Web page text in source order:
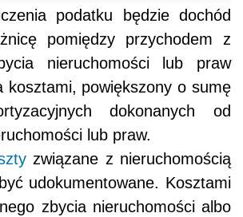
podatku będzie dochód
pomiędzy przychodem z
nieruchomości lub praw
kosztami, powiększony o sumę
dokonanych od
lub praw.
związane z nieruchomością
udokumentowane. Kosztami
zbycia nieruchomości albo